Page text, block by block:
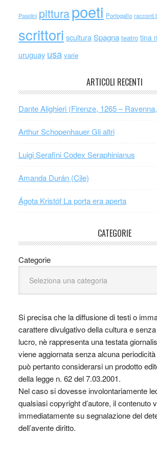
Pasolini pitturapoeti Portogallo racconti
scrittori scultura Spagna teatro tina
uruguay usa varie
ARTICOLI RECENTI
Dante Alighieri (Firenze, 1265 –
Arthur Schopenhauer Gli altri
Luigi Serafini Codex Seraphinianus
Amanda Durán (Cile)
Ágota Kristóf La porta era aperta
CATEGORIE
Categorie
Si precisa che la diffusione di testi o
carattere divulgativo della cultura e
lucro, nè rappresenta una testata
viene aggiornata senza alcuna
può pertanto considerarsi un prodotto
della legge n. 62 del 7.03.2001.
Nel caso si dovesse involontariamente
qualsiasi copyright d’autore, il contenuto
immediatamente su segnalazione del
dell’avente diritto.